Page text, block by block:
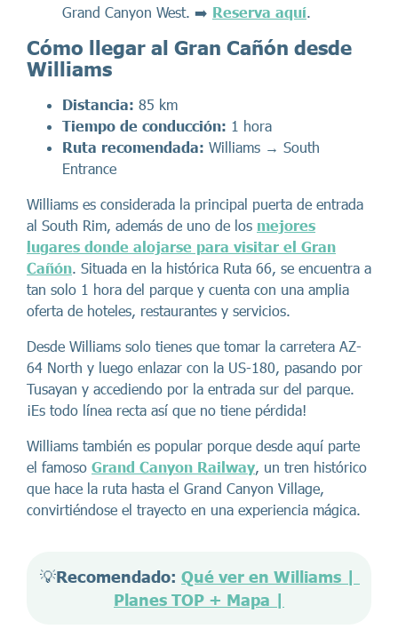
Grand Canyon West. ➡️ Reserva aquí
Cómo llegar al Gran Cañón desde
Williams
Distancia: 85 km
Tiempo de conducción: 1 hora
Ruta recomendada: Williams → South
Entrance
Williams es considerada la principal puerta de entrada
al South Rim, además de uno de los mejores
lugares donde alojarse para visitar el Gran
Cañón . Situada en la histórica Ruta 66, se encuentra a
tan solo 1 hora del parque y cuenta con una amplia
oferta de hoteles, restaurantes y servicios.
Desde Williams solo tienes que tomar la carretera AZ-
64 North y luego enlazar con la US-180, pasando por
Tusayan y accediendo por la entrada sur del parque.
¡Es todo línea recta así que no tiene pérdida!
Williams también es popular porque desde aquí parte
el famoso Grand Canyon Railway , un tren histórico
que hace la ruta hasta el Grand Canyon Village,
convirtiéndose el trayecto en una experiencia mágica.
💡Recomendado: Qué ver en Williams |
Planes TOP + Mapa |